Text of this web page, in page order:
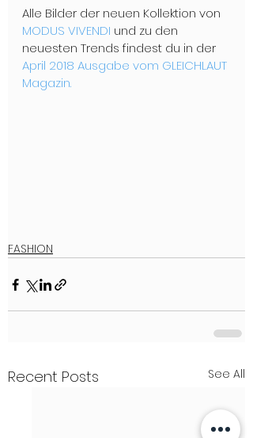
Alle Bilder der neuen Kollektion von
MODUS VIVENDI und zu den
neuesten Trends findest du in der
April 2018 Ausgabe vom GLEICHLAUT
Magazin.
FASHION
Recent Posts See All